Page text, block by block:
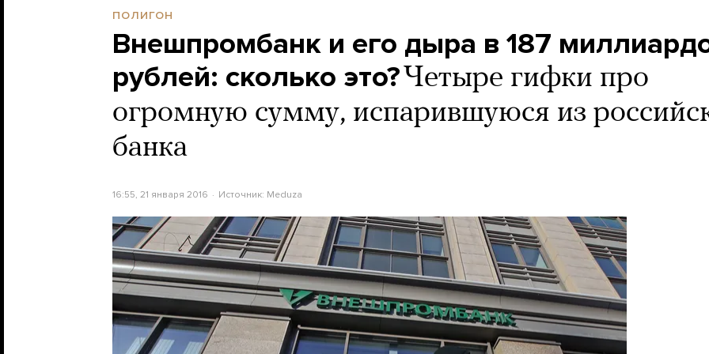
ПОЛИГОН
Внешпромбанк и его дыра в 187
рублей: сколько это? Четыре гифки про
огромную сумму, испарившуюся из
банка
16:55, 21 января 2016 Источник: Meduza